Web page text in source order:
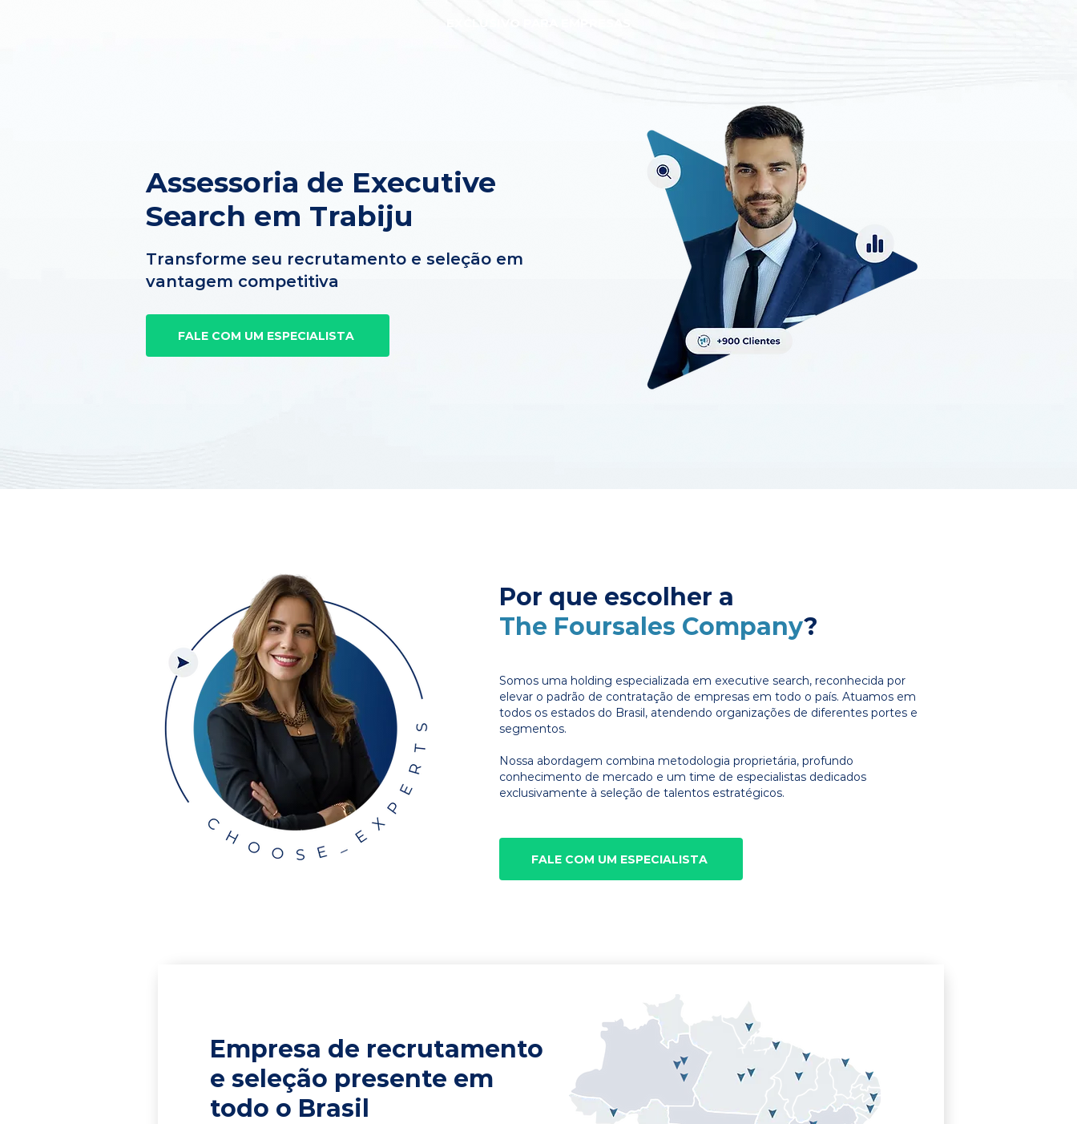
Assessoria de Executive
Search em Trabiju
Transforme seu recrutamento e seleção em
vantagem competitiva
FALE COM UM ESPECIALISTA
Por que escolher a
The Foursales Company?
Somos uma holding especializada em executive search, reconhecida por
elevar o padrão de contratação de empresas em todo o país. Atuamos em
todos os estados do Brasil, atendendo organizações de diferentes portes e
segmentos.
Nossa abordagem combina metodologia proprietária, profundo
conhecimento de mercado e um time de especialistas dedicados
exclusivamente à seleção de talentos estratégicos.
FALE COM UM ESPECIALISTA
Empresa de recrutamento
e seleção presente em
todo o Brasil